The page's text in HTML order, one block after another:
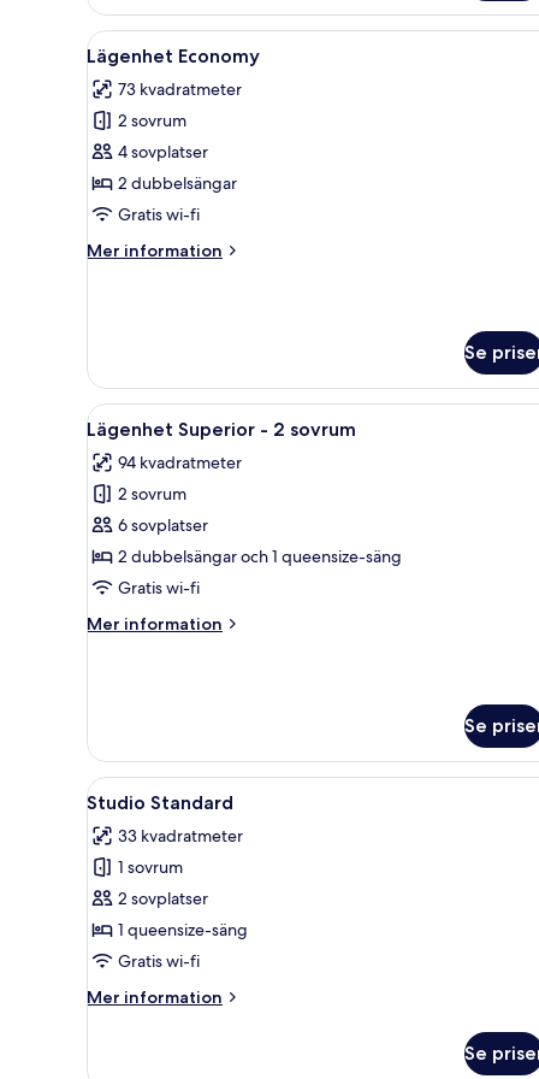
Standard
Öppna
alla
foton
för
Lägenhet
Economy
Ett vardagsrum med en
5
Lägenhet Economy
73 kvadratmeter
2 sovrum
4 sovplatser
2 dubbelsängar
Gratis wi-fi
Mer information
Mer
Se
Öppna
alla
foton
för
Lägenhet
Superior
-
sovrum
Ett vardagsrum med en
7
Lägenhet Superior - 2 sovrum
94 kvadratmeter
2 sovrum
6 sovplatser
2 dubbelsängar och 1 queensize-säng
Gratis wi-fi
Mer information
Mer
2
sovrum
Se
Öppna
alla
foton
för
Studio
Standard
Ett modernt hotellrum med
5
Studio Standard
33 kvadratmeter
1 sovrum
2 sovplatser
1 queensize-säng
Gratis wi-fi
Mer information
Mer
Se